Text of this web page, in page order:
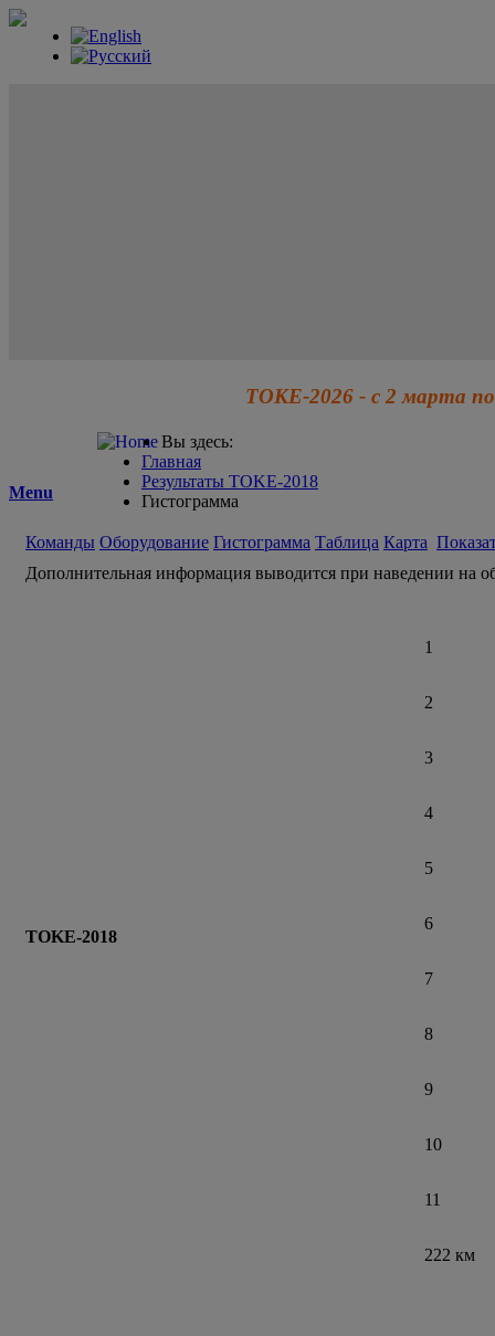
ТОКЕ-2026 - с 2 марта по
Menu
Вы здесь:
Главная
Результаты TOKE-2018
Гистограмма
Команды Оборудование Гистограмма Таблица Карта
Дополнительная информация выводится при наведении на
TOKE-2018
1
2
3
4
5
6
7
8
9
10
11
222 км